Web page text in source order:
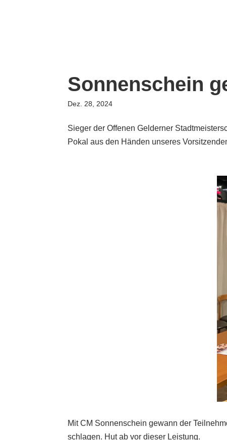
Sonnenschein
Dez. 28, 2024
Sieger der Offenen Gelderner
Pokal aus den Händen unseres
Mit CM Sonnenschein gewann der
schlagen. Hut ab vor dieser Leistung.